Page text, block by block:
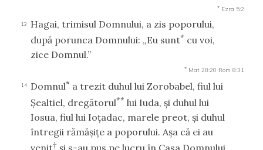
* Ezra 5:2
13
Hagai, trimisul Domnului, a zis poporului,
după porunca Domnului: „Eu sunt* cu voi,
zice Domnul.”
* Mat 28:20 Rom 8:31
14 Domnul* a trezit duhul lui Zorobabel, fiul lui
Şealtiel, dregătorul** lui Iuda, şi duhul lui
Iosua, fiul lui Ioţadac, marele preot, şi duhul
întregii rămăşiţe a poporului. Aşa că ei au
venit† şi s-au pus pe lucru în Casa Domnului